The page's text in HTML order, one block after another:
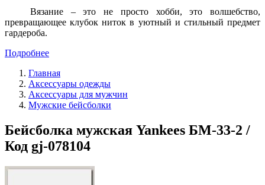
Вязание – это не просто хобби, это волшебство,
превращающее клубок ниток в уютный и стильный предмет
гардероба.
Подробнее
Главная
Аксессуары одежды
Аксессуары для мужчин
Мужские бейсболки
Бейсболка мужская Yankees БМ-33-2 /
Код gj-078104